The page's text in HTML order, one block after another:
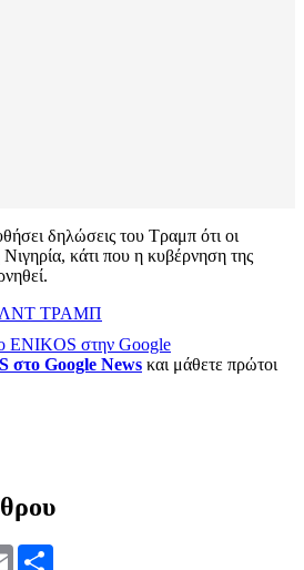
δηλώσεις του Τραμπ ότι οι
Νιγηρία, κάτι που η κυβέρνηση της
ΤΡΑΜΠ
ENIKOS στην Google
στο Google News και μάθετε πρώτοι
Email